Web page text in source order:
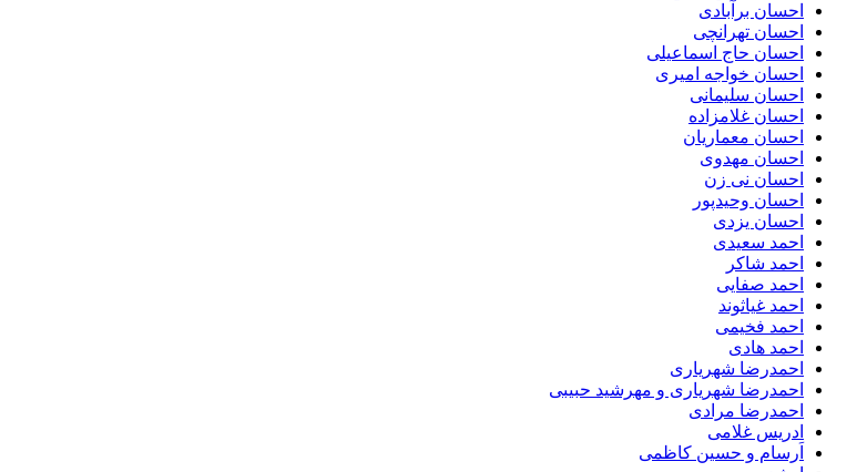
احسان برآبادی
احسان تهرانچی
احسان حاج اسماعیلی
احسان خواجه امیری
احسان سلیمانی
احسان غلامزاده
احسان معماریان
احسان مهدوی
احسان نی زن
احسان وحیدپور
احسان یزدی
احمد سعیدی
احمد شاکر
احمد صفایی
احمد غیاثوند
احمد فخیمی
احمد هادی
احمدرضا شهریاری
احمدرضا شهریاری و مهرشید حبیبی
احمدرضا مرادی
ادریس غلامی
اَرسام و حسین کاظمی